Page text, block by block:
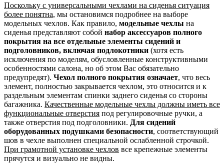
Поскольку с универсальными чехлами на сиденья ситуация
более понятна, мы остановимся подробнее на выборе
модельных чехлов. Как правило, модельные чехлы на
сиденья представляют собой набор аксессуаров полного
покрытия на все отдельные элементы сидений и
подголовников, включая подлокотники (хотя есть
исключения по моделям, обусловленные конструктивными
особенностями салона, но об этом Вас обязательно
предупредят). Чехол полного покрытия означает, что весь
элемент, полностью закрывается чехлом, это относится и к
раздельным элементам спинки заднего сиденья со стороны
багажника. Качественные модельные чехлы должны иметь все
функциональные отверстия под регулировочные ручки, а
также отверстия под подголовники. Для сидений
оборудованных подушками безопасности, соответствующий
шов в чехле выполнен специальной ослабленной строчкой.
При грамотной установке чехлов все крепежные элементы
прячутся и визуально не видны.